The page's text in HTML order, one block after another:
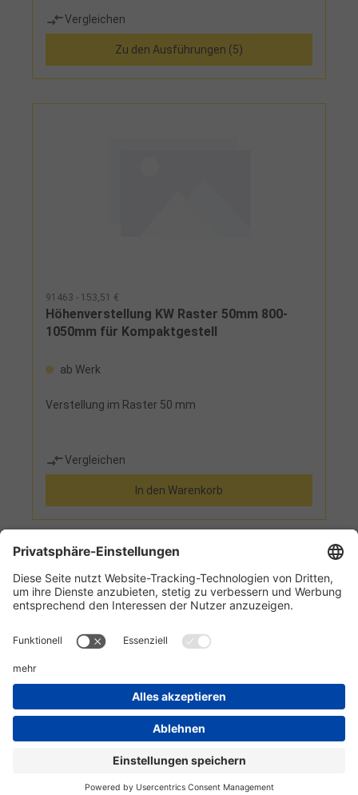
Querträger angeschraubt (Höhe einstellbar) und
laufen hinter der Tischplatte nach oben, so dass die
gesamte Tiefe der Tischplatte frei bleibt (kein
Verschrauben auf der Tischplatte)Lieferumfang:2
Stützen, Querträger
Vergleichen
Zu den Ausführungen (5)
91463 - 153,51 €
Höhenverstellung KW Raster 50mm 800-
1050mm für Kompaktgestell
ab Werk
Verstellung im Raster 50 mm
Vergleichen
In den Warenkorb
1 2 3
Informationen
Kundenservice
Werkzeug-Eylert GmbH & Co. KG • F.-O.-Schimmel-Str. 3 • 09120 Chemnitz